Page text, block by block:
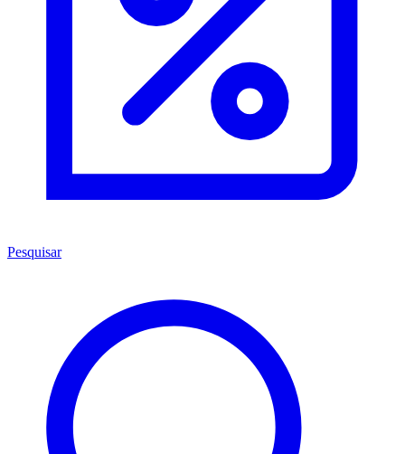
Pesquisar